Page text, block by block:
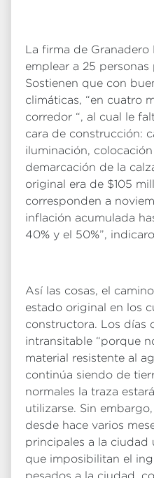
La firma de Granadero
emplear a 25 personas
Sostienen que con
climáticas, “en cuatro
corredor “, al cual le
cara de construcción:
iluminación,
demarcación de la
original era de $105
corresponden a
inflación acumulada
40% y el 50%”,
Así las cosas, el
estado original en los
constructora. Los días
intransitable “porque
material resistente al
continúa siendo de
normales la traza
utilizarse. Sin
desde hace varios
principales a la ciudad
que imposibilitan el
pesados a la ciudad,